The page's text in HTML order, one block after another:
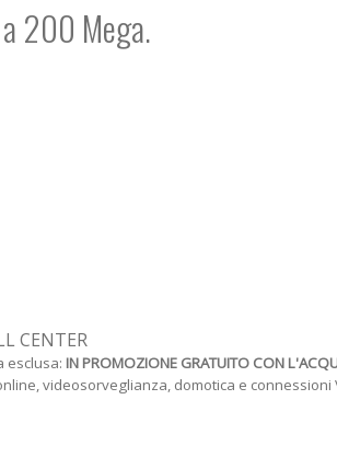
200 Mega.
CENTER
esclusa: IN PROMOZIONE GRATUITO CON
videosorveglianza, domotica e connessioni